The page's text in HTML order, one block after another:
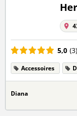
5,0 (3)
Accessoires
Diana